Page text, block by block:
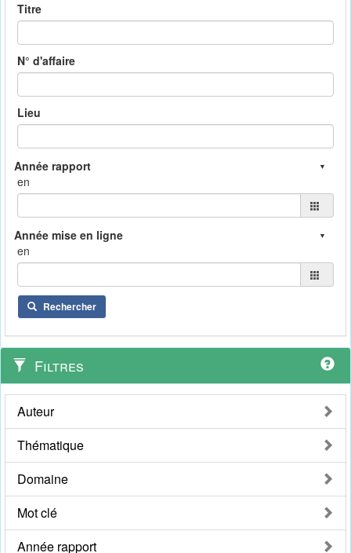
Titre
N° d'affaire
Lieu
en
en
Rechercher
Filtres
Auteur
Thématique
Domaine
Mot clé
Année rapport